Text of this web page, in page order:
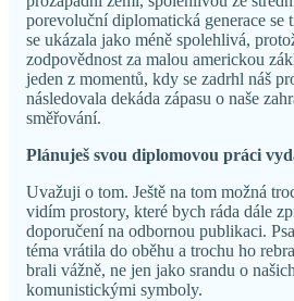
porevoluční diplomatická generace se
se ukázala jako méně spolehlivá,
zodpovědnost za malou americkou
jeden z momentů, kdy se zadrhl náš
následovala dekáda zápasu o naše
směřování.
Plánuješ svou diplomovou práci
Uvažuji o tom. Ještě na tom možná
vidím prostory, které bych ráda dále
doporučení na odbornou publikaci.
téma vrátila do oběhu a trochu ho
brali vážně, ne jen jako srandu o
komunistickými symboly.